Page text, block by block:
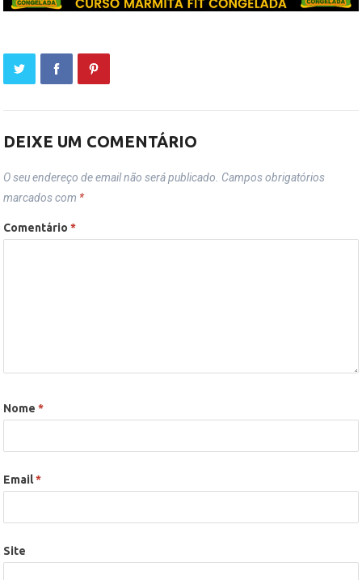
DEIXE UM COMENTÁRIO
O seu endereço de email não será publicado. Campos obrigatórios
marcados com *
Comentário*
Nome*
Email*
Site